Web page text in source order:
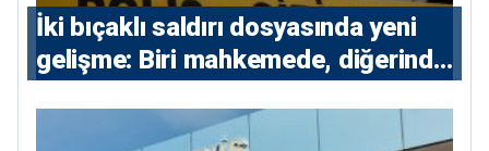
İki bıçaklı saldırı dosyasında yeni
gelişme: Biri mahkemede, diğerinde